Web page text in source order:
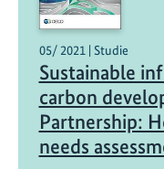
05/ 2021 | Studie
Sustainable
carbon
Partnership:
needs